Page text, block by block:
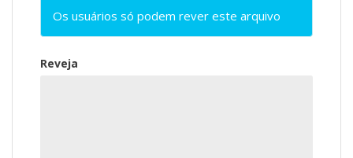
Os usuários só podem rever este arquivo
Reveja